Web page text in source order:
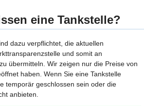
eine Tankstelle?
dazu verpflichtet, die aktuellen
und somit an
übermitteln. Wir zeigen nur die Preise von
haben. Wenn Sie eine Tankstelle
temporär geschlossen sein oder die
anbieten.